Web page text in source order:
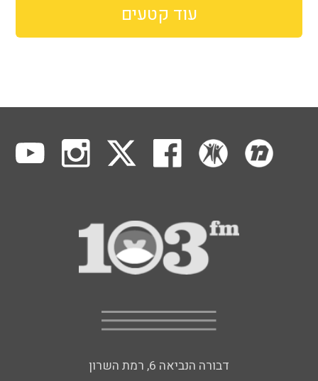
עוד קטעים
דבורה הנביאה 6, רמת השרון